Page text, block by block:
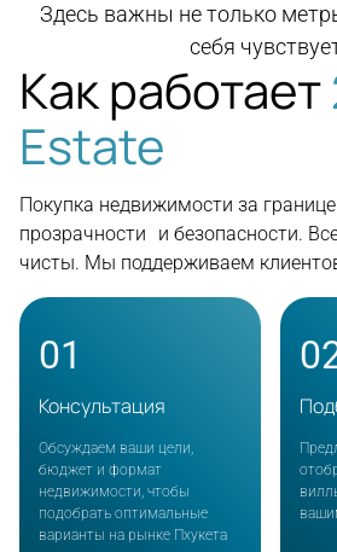
Здесь важны не только
себя
Как работает
Estate
Покупка недвижимости за
прозрачности и безопасности.
чисты. Мы поддерживаем
01
Консультация
Обсуждаем ваши цели,
бюджет и формат
недвижимости, чтобы
подобрать оптимальные
варианты на рынке Пхукета